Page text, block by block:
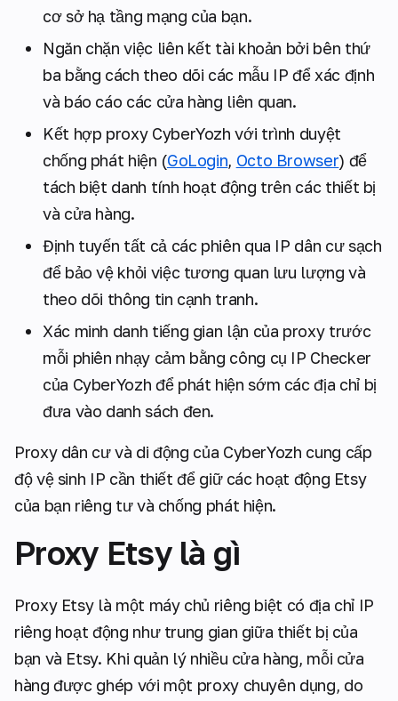
cơ sở hạ tầng mạng của bạn.
Ngăn chặn việc liên kết tài khoản bởi bên thứ
ba bằng cách theo dõi các mẫu IP để xác định
và báo cáo các cửa hàng liên quan.
Kết hợp proxy CyberYozh với trình duyệt
chống phát hiện (GoLogin, Octo Browser) để
tách biệt danh tính hoạt động trên các thiết bị
và cửa hàng.
Định tuyến tất cả các phiên qua IP dân cư sạch
để bảo vệ khỏi việc tương quan lưu lượng và
theo dõi thông tin cạnh tranh.
Xác minh danh tiếng gian lận của proxy trước
mỗi phiên nhạy cảm bằng công cụ IP Checker
của CyberYozh để phát hiện sớm các địa chỉ bị
đưa vào danh sách đen.
Proxy dân cư và di động của CyberYozh cung cấp
độ vệ sinh IP cần thiết để giữ các hoạt động Etsy
của bạn riêng tư và chống phát hiện.
Proxy Etsy là gì
Proxy Etsy là một máy chủ riêng biệt có địa chỉ IP
riêng hoạt động như trung gian giữa thiết bị của
bạn và Etsy. Khi quản lý nhiều cửa hàng, mỗi cửa
hàng được ghép với một proxy chuyên dụng, do